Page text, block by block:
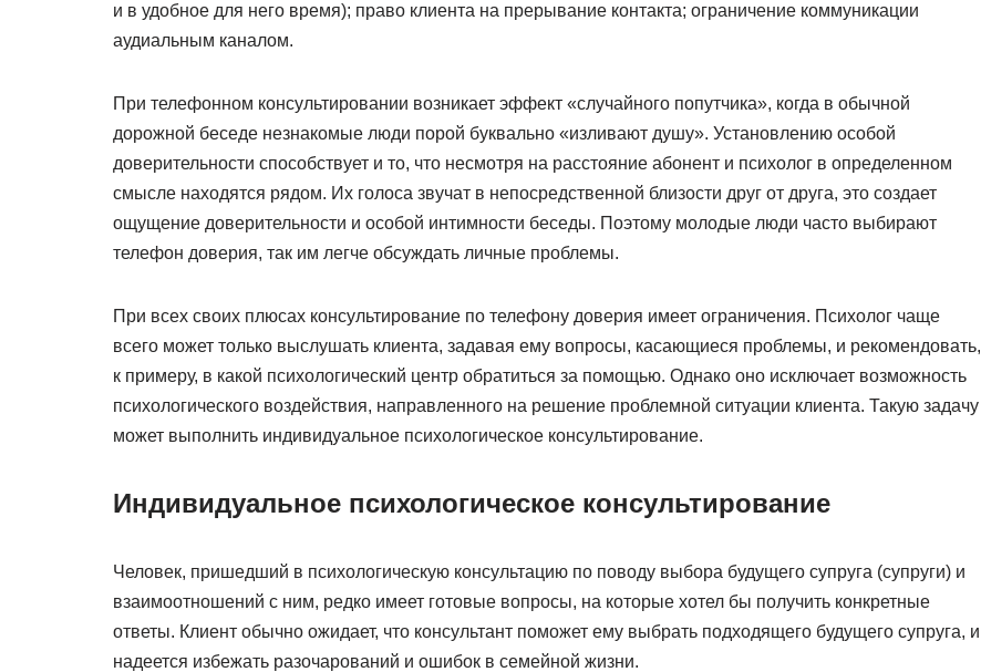
и в удобное для него время); право клиента на прерывание контакта; ограничение коммуникации
аудиальным каналом.
При телефонном консультировании возникает эффект «случайного попутчика», когда в обычной
дорожной беседе незнакомые люди порой буквально «изливают душу». Установлению особой
доверительности способствует и то, что несмотря на расстояние абонент и психолог в определенном
смысле находятся рядом. Их голоса звучат в непосредственной близости друг от друга, это создает
ощущение доверительности и особой интимности беседы. Поэтому молодые люди часто выбирают
телефон доверия, так им легче обсуждать личные проблемы.
При всех своих плюсах консультирование по телефону доверия имеет ограничения. Психолог чаще
всего может только выслушать клиента, задавая ему вопросы, касающиеся проблемы, и рекомендовать,
к примеру, в какой психологический центр обратиться за помощью. Однако оно исключает возможность
психологического воздействия, направленного на решение проблемной ситуации клиента. Такую задачу
может выполнить индивидуальное психологическое консультирование.
Индивидуальное психологическое консультирование
Человек, пришедший в психологическую консультацию по поводу выбора будущего супруга (супруги) и
взаимоотношений с ним, редко имеет готовые вопросы, на которые хотел бы получить конкретные
ответы. Клиент обычно ожидает, что консультант поможет ему выбрать подходящего будущего супруга, и
надеется избежать разочарований и ошибок в семейной жизни.